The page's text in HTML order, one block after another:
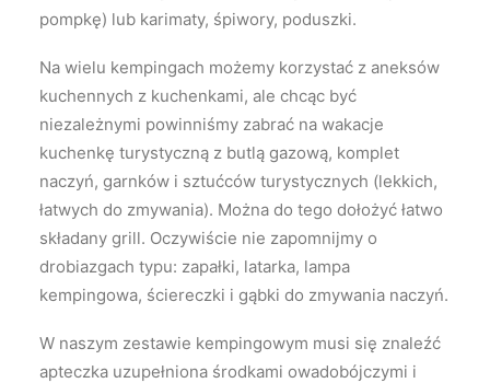
pompkę) lub karimaty, śpiwory, poduszki.
Na wielu kempingach możemy korzystać z aneksów
kuchennych z kuchenkami, ale chcąc być
niezależnymi powinniśmy zabrać na wakacje
kuchenkę turystyczną z butlą gazową, komplet
naczyń, garnków i sztućców turystycznych (lekkich,
łatwych do zmywania). Można do tego dołożyć łatwo
składany grill. Oczywiście nie zapomnijmy o
drobiazgach typu: zapałki, latarka, lampa
kempingowa, ściereczki i gąbki do zmywania naczyń.
W naszym zestawie kempingowym musi się znaleźć
apteczka uzupełniona środkami owadobójczymi i